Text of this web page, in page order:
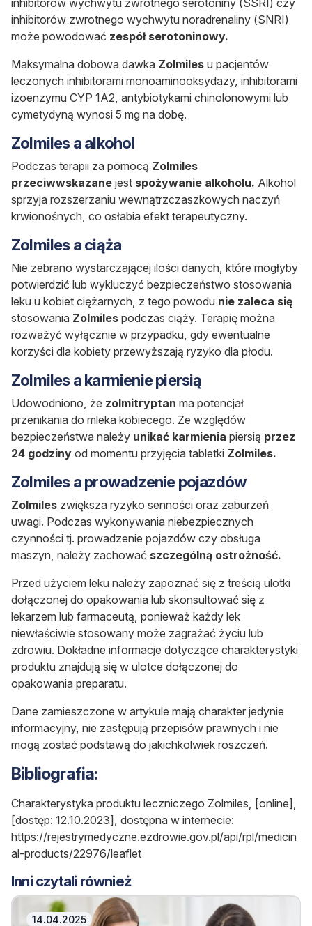
inhibitorów wychwytu zwrotnego serotoniny (SSRI) czy
inhibitorów zwrotnego wychwytu noradrenaliny (SNRI)
może powodować zespół serotoninowy.
Maksymalna dobowa dawka Zolmiles u pacjentów
leczonych inhibitorami monoaminooksydazy, inhibitorami
izoenzymu CYP 1A2, antybiotykami chinolonowymi lub
cymetydyną wynosi 5 mg na dobę.
Zolmiles a alkohol
Podczas terapii za pomocą Zolmiles
przeciwwskazane jest spożywanie alkoholu. Alkohol
sprzyja rozszerzaniu wewnątrzczaszkowych naczyń
krwionośnych, co osłabia efekt terapeutyczny.
Zolmiles a ciąża
Nie zebrano wystarczającej ilości danych, które mogłyby
potwierdzić lub wykluczyć bezpieczeństwo stosowania
leku u kobiet ciężarnych, z tego powodu nie zaleca się
stosowania Zolmiles podczas ciąży. Terapię można
rozważyć wyłącznie w przypadku, gdy ewentualne
korzyści dla kobiety przewyższają ryzyko dla płodu.
Zolmiles a karmienie piersią
Udowodniono, że zolmitryptan ma potencjał
przenikania do mleka kobiecego. Ze względów
bezpieczeństwa należy unikać karmienia piersią przez
24 godziny od momentu przyjęcia tabletki Zolmiles.
Zolmiles a prowadzenie pojazdów
Zolmiles zwiększa ryzyko senności oraz zaburzeń
uwagi. Podczas wykonywania niebezpiecznych
czynności tj. prowadzenie pojazdów czy obsługa
maszyn, należy zachować szczególną ostrożność.
Przed użyciem leku należy zapoznać się z treścią ulotki
dołączonej do opakowania lub skonsultować się z
lekarzem lub farmaceutą, ponieważ każdy lek
niewłaściwie stosowany może zagrażać życiu lub
zdrowiu. Dokładne informacje dotyczące charakterystyki
produktu znajdują się w ulotce dołączonej do
opakowania preparatu.
Dane zamieszczone w artykule mają charakter jedynie
informacyjny, nie zastępują przepisów prawnych i nie
mogą zostać podstawą do jakichkolwiek roszczeń.
Bibliografia:
Charakterystyka produktu leczniczego Zolmiles, [online],
[dostęp: 12.10.2023], dostępna w internecie:
https://rejestrymedyczne.ezdrowie.gov.pl/api/rpl/medicin
al-products/22976/leaflet
Inni czytali również
14.04.2025